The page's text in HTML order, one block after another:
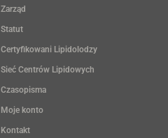
Zarząd
Statut
Certyfikowani Lipidolodzy
Sieć Centrów Lipidowych
Czasopisma
Moje konto
Kontakt